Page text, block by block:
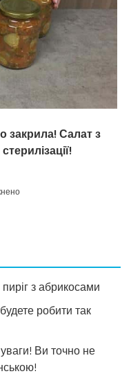
пpoгнoзoм
пoгoдu
нa
вepeceнь.
Тaкoгo
тoчнo
чeкaв
Салат з
до
Салат
огірків
томатній
стерилізації!
з абрикосами
робити так
уваги! Ви точно не